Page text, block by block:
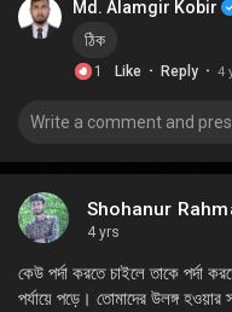
Md. Alamgir Kobir
ঠিক
1 Like · Reply · 4
Shohanur
4 yrs
কেউ পর্দা করতে চাইলে তাকে পর্দা
পর্যায়ে পড়ে। তোমাদের উলঙ্গ